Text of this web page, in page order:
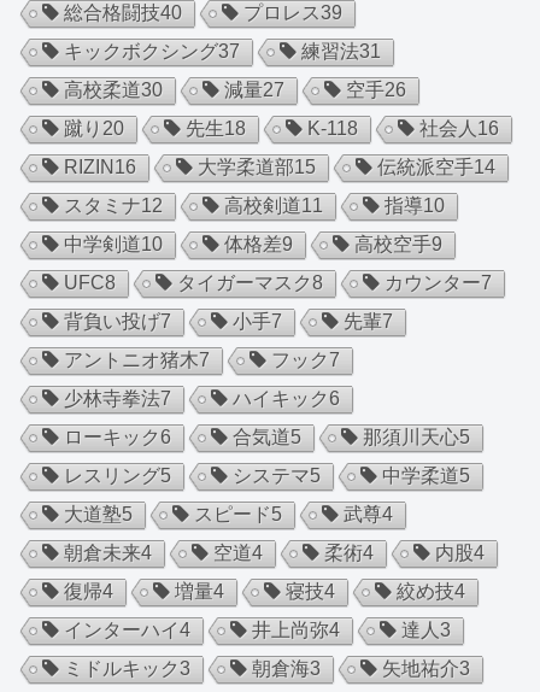
総合格闘技40 プロレス39
キックボクシング37 練習法31
高校柔道30 減量27 空手26
蹴り 20 先生18 K-118 社会人 16
RIZIN 16 大学柔道部15 伝統派空手14
スタミナ12 高校剣道11 指導10
中学剣道10 体格差9 高校空手9
UFC8 タイガーマスク8 カウンター7
背負い投げ7 小手7 先輩7
アントニオ猪木7 フック7
少林寺拳法7 ハイキック6
ローキック6 合気道5 那須川天心5
レスリング5 システマ5 中学柔道5
大道塾5 スピード5 武尊4
朝倉未来4 空道4 柔術4 内股4
復帰4 増量4 寝技4 絞め技4
インターハイ4 井上尚弥4 達人 3
ミドルキック3 朝倉海3 矢地祐介3